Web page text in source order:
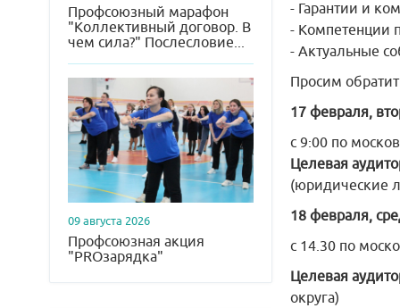
Профсоюзный марафон
"Коллективный договор. В
чем сила?" Послесловие...
09 августа 2026
Профсоюзная акция
"PROзарядка"
- Гарантии и
- Компетенции
- Актуальные
Просим
17 февраля,
с 9:00 по
Целевая
(юридические
18 февраля,
с 14.30 по
Целевая
округа)